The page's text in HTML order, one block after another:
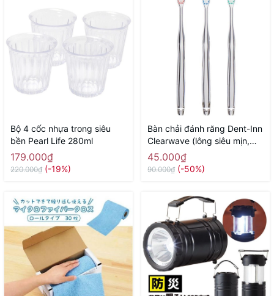
Bộ 4 cốc nhựa trong siêu
bền Pearl Life 280ml
179.000₫
220.000₫ (-19%)
Bàn chải đánh răng Dent-Inn
Clearwave (lông siêu mịn,
gợn sóng) - Hàng Nhật nội
địa
45.000₫
90.000₫ (-50%)